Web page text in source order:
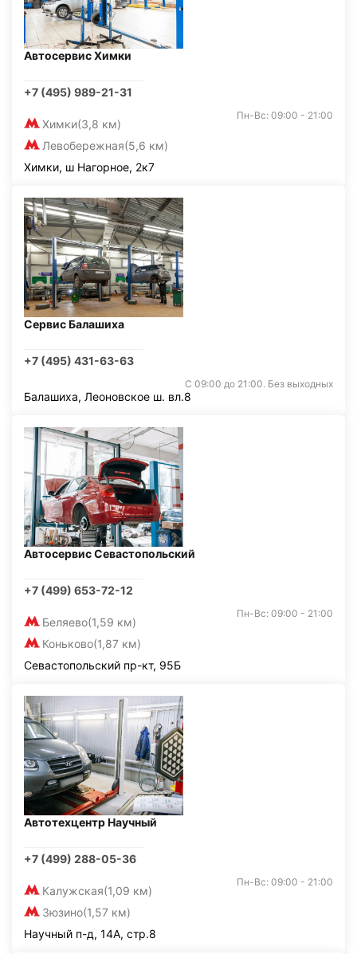
Автосервис Химки
+7 (495) 989-21-31
Химки(3,8 км)
Левобережная(5,6 км)
Пн-Вс: 09:00 - 21:00
Химки, ш Нагорное, 2к7
Сервис Балашиха
+7 (495) 431-63-63
С 09:00 до 21:00. Без выходных
Балашиха, Леоновское ш. вл.8
Автосервис Севастопольский
+7 (499) 653-72-12
Беляево(1,59 км)
Коньково(1,87 км)
Пн-Вс: 09:00 - 21:00
Севастопольский пр-кт, 95Б
Автотехцентр Научный
+7 (499) 288-05-36
Калужская(1,09 км)
Зюзино(1,57 км)
Пн-Вс: 09:00 - 21:00
Научный п-д, 14А, стр.8